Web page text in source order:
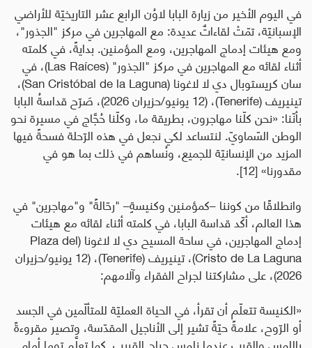
في اليوم الأخير من زيارة البابا لاوُن الرابع عشر التاريخيّة للأراضي
الإسبانيّة، تمّتْ لقاءاتٌ عديدة: مع المهاجرين في مركز "الجذور"،
ومع هيئات إدماج المهاجرين، ومع المؤمنين. بدايةً، في كلمته
أثناء لقائه مع المهاجرين في مركز "الجذور" (Las Raíces)، في
سان كريستوبال دي لا لاغونا (San Cristóbal de la Laguna)،
تينيريف (Tenerife )، (12 يونيو/حزيران 2026)، صَرّح قداسةُ البابا
بأنّنا: «نحن كلّنا مهاجرون، بطريقة ما، وكلّنا حُجَّاج في مسيرة نحو
الوطن السّماويّ. لنتساعد لكي نجعل في هذه الرّحلة فسحةً فيها
المزيد من الإنسانيّة للجميع، ونُساهم في ذلك بما هو في
مقدورنا» [12].
وانطلاقًا من كوننا –كمؤمنين وكنيسةٍ– "رحّالةً" و"مهاجرين" في
هذا العالم،أكّد قداسة البابا، في كلمته أثناء لقائه مع هيئات
إدماج المهاجرين، في ساحة المسيح دي لا لاغونا (Plaza del
Cristo de La Laguna)، تينيريف (Tenerife )، (12 يونيو/حزيران
2026)، على مشاركتنا ل جراح الفقراء وآلامهم:
«الكنيسة تتعلّم أن تقرأ، في الحياة العمليّة للمتألّمين في الجسد
أو الرّوح، علامةً حيّةً تشير إلى الأناجيل المقدّسة، وتصير مقروءةً